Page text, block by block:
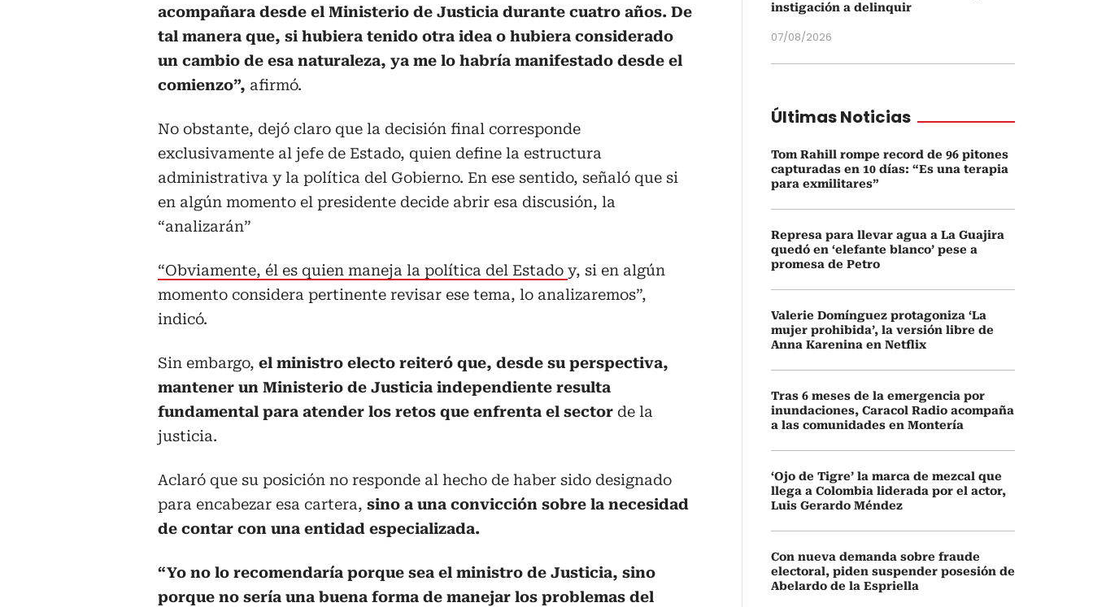
acompañara desde el Ministerio de Justicia durante cuatro años. De
tal manera que, si hubiera tenido otra idea o hubiera considerado
un cambio de esa naturaleza, ya me lo habría manifestado desde el
comienzo”, afirmó.
No obstante, dejó claro que la decisión final corresponde
exclusivamente al jefe de Estado, quien define la estructura
administrativa y la política del Gobierno. En ese sentido, señaló que si
en algún momento el presidente decide abrir esa discusión, la
“analizarán”
“Obviamente, él es quien maneja la política del Estado y, si en algún
momento considera pertinente revisar ese tema, lo analizaremos”,
indicó.
Sin embargo, el ministro electo reiteró que, desde su perspectiva,
mantener un Ministerio de Justicia independiente resulta
fundamental para atender los retos que enfrenta el sector de la
justicia.
Aclaró que su posición no responde al hecho de haber sido designado
para encabezar esa cartera, sino a una convicción sobre la necesidad
de contar con una entidad especializada.
“Yo no lo recomendaría porque sea el ministro de Justicia, sino
porque no sería una buena forma de manejar los problemas del
instigación a delinquir
07/08/2026
Últimas Noticias
Tom Rahill rompe record de 96 pitones
capturadas en 10 días: “Es una terapia
para exmilitares”
Represa para llevar agua a La Guajira
quedó en ‘elefante blanco’ pese a
promesa de Petro
Valerie Domínguez protagoniza ‘La
mujer prohibida’, la versión libre de
Anna Karenina en Netflix
Tras 6 meses de la emergencia por
inundaciones, Caracol Radio acompaña
a las comunidades en Montería
‘Ojo de Tigre’ la marca de mezcal que
llega a Colombia liderada por el actor,
Luis Gerardo Méndez
Con nueva demanda sobre fraude
electoral, piden suspender posesión de
Abelardo de la Espriella